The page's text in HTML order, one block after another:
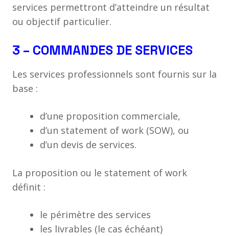
services permettront d’atteindre un résultat
ou objectif particulier.
3 – COMMANDES DE SERVICES
Les services professionnels sont fournis sur la
base :
d’une proposition commerciale,
d’un statement of work (SOW), ou
d’un devis de services.
La proposition ou le statement of work
définit :
le périmètre des services
les livrables (le cas échéant)